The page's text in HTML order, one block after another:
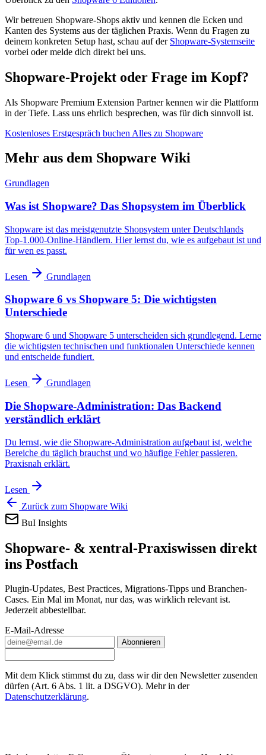
Wir betreuen Shopware-Shops aktiv und kennen die Ecken und
Kanten des Systems aus der täglichen Praxis. Wenn du Fragen zu
deinem konkreten Setup hast, schau auf der Shopware-Systemseite
vorbei oder melde dich direkt bei uns.
Shopware-Projekt oder Frage im Kopf?
Als Shopware Premium Extension Partner kennen wir die Plattform
in der Tiefe. Lass uns ehrlich besprechen, was für dich sinnvoll ist.
Kostenloses Erstgespräch buchen Alles zu Shopware
Mehr aus dem Shopware Wiki
Grundlagen
Was ist Shopware? Das Shopsystem im Überblick
Shopware ist das meistgenutzte Shopsystem unter Deutschlands
Top-1.000-Online-Händlern. Hier lernst du, wie es aufgebaut ist und
für wen es passt.
Lesen Grundlagen
Shopware 6 vs Shopware 5: Die wichtigsten
Unterschiede
Shopware 6 und Shopware 5 unterscheiden sich grundlegend. Lerne
die wichtigsten technischen und funktionalen Unterschiede kennen
und entscheide fundiert.
Lesen Grundlagen
Die Shopware-Administration: Das Backend
verständlich erklärt
Du lernst, wie die Shopware-Administration aufgebaut ist, welche
Bereiche du täglich brauchst und wo häufige Fehler passieren.
Praxisnah erklärt.
Lesen
Zurück zum Shopware Wiki
BuI Insights
Shopware- & xentral-Praxiswissen direkt
ins Postfach
Plugin-Updates, Best Practices, Migrations-Tipps und Branchen-
Cases. Ein Mal im Monat, nur das, was wirklich relevant ist.
Jederzeit abbestellbar.
E-Mail-Adresse
Abonnieren
Mit dem Klick stimmst du zu, dass wir dir den Newsletter zusenden
dürfen (Art. 6 Abs. 1 lit. a DSGVO). Mehr in der
Datenschutzerklärung.